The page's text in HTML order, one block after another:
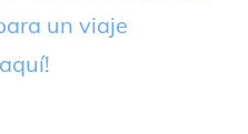
un viaje